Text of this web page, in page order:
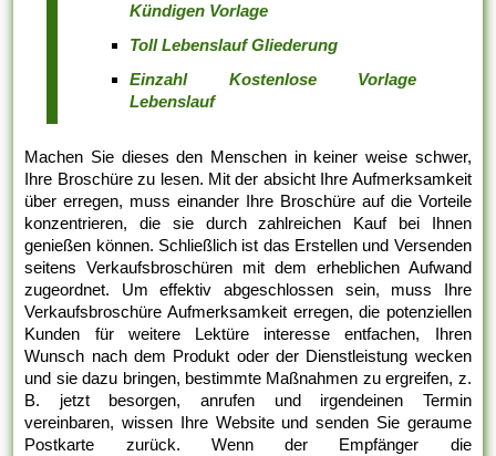
Kündigen Vorlage
Toll Lebenslauf Gliederung
Einzahl Kostenlose Vorlage
Lebenslauf
Machen Sie dieses den Menschen in keiner weise schwer,
Ihre Broschüre zu lesen. Mit der absicht Ihre Aufmerksamkeit
über erregen, muss einander Ihre Broschüre auf die Vorteile
konzentrieren, die sie durch zahlreichen Kauf bei Ihnen
genießen können. Schließlich ist das Erstellen und Versenden
seitens Verkaufsbroschüren mit dem erheblichen Aufwand
zugeordnet. Um effektiv abgeschlossen sein, muss Ihre
Verkaufsbroschüre Aufmerksamkeit erregen, die potenziellen
Kunden für weitere Lektüre interesse entfachen, Ihren
Wunsch nach dem Produkt oder der Dienstleistung wecken
und sie dazu bringen, bestimmte Maßnahmen zu ergreifen, z.
B. jetzt besorgen, anrufen und irgendeinen Termin
vereinbaren, wissen Ihre Website und senden Sie geraume
Postkarte zurück. Wenn der Empfänger die